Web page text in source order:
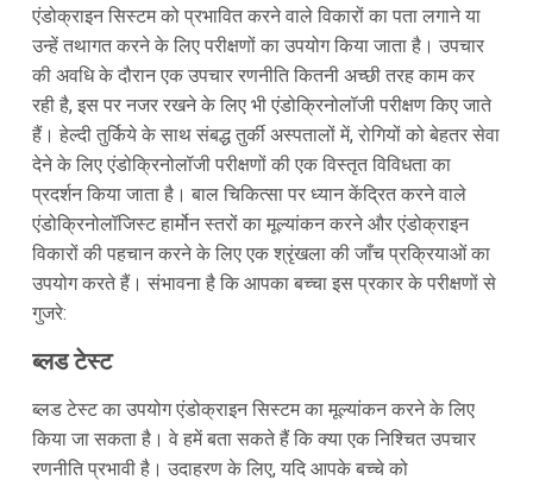
एंडोक्राइन सिस्टम को प्रभावित करने वाले विकारों का पता लगाने या
उन्हें तथागत करने के लिए परीक्षणों का उपयोग किया जाता है। उपचार
की अवधि के दौरान एक उपचार रणनीति कितनी अच्छी तरह काम कर
रही है, इस पर नजर रखने के लिए भी एंडोक्रिनोलॉजी परीक्षण किए जाते
हैं। हेल्दी तुर्किये के साथ संबद्ध तुर्की अस्पतालों में, रोगियों को बेहतर सेवा
देने के लिए एंडोक्रिनोलॉजी परीक्षणों की एक विस्तृत विविधता का
प्रदर्शन किया जाता है। बाल चिकित्सा पर ध्यान केंद्रित करने वाले
एंडोक्रिनोलॉजिस्ट हार्मोन स्तरों का मूल्यांकन करने और एंडोक्राइन
विकारों की पहचान करने के लिए एक श्रृंखला की जाँच प्रक्रियाओं का
उपयोग करते हैं। संभावना है कि आपका बच्चा इस प्रकार के परीक्षणों से
गुजरे:
ब्लड टेस्ट
ब्लड टेस्ट का उपयोग एंडोक्राइन सिस्टम का मूल्यांकन करने के लिए
किया जा सकता है। वे हमें बता सकते हैं कि क्या एक निश्चित उपचार
रणनीति प्रभावी है। उदाहरण के लिए, यदि आपके बच्चे को